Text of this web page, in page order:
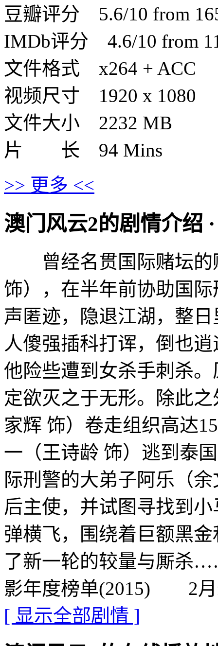
豆瓣评分 5.6/10 from
IMDb评分 4.6/10 from
文件格式 x264 + ACC
视频尺寸 1920 x 1080
文件大小 2232 MB
片 长 94 Mins
>> 更多 <<
澳门风云2的剧情介绍 ·
曾经名贯国际赌坛的
饰），在半年前协助国
声匿迹，隐退江湖，整
人傻强插科打诨，倒也
他险些遭到女杀手刺杀
定欲灭之于无形。除此
家辉 饰）卷走组织高达
一（王诗龄 饰）逃到泰
际刑警的大弟子阿乐（
后主使，并试图寻找到
弹横飞，围绕着巨额黑
了新一轮的较量与厮
影年度榜单(2015) 2月
[ 显示全部剧情 ]